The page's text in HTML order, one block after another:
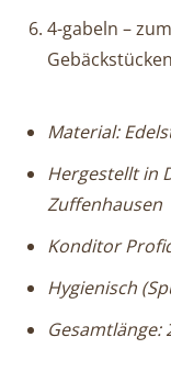
4-gabeln –
Material:
Hergestellt in
Zuffenhausen
Konditor
Hygienisch
Gesamtlänge: